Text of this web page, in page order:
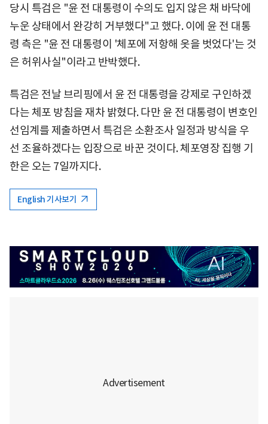
당시 특검은 "윤 전 대통령이 수의도 입지 않은 채 바닥에
누운 상태에서 완강히 거부했다"고 했다. 이에 윤 전 대통
령 측은 "윤 전 대통령이 '체포에 저항해 옷을 벗었다'는 것
은 허위사실"이라고 반박했다.
특검은 전날 브리핑에서 윤 전 대통령을 강제로 구인하겠
다는 체포 방침을 재차 밝혔다. 다만 윤 전 대통령이 변호인
선임계를 제출하면서 특검은 소환조사 일정과 방식을 우
선 조율하겠다는 입장으로 바꾼 것이다. 체포영장 집행 기
한은 오는 7일까지다.
English 기사보기